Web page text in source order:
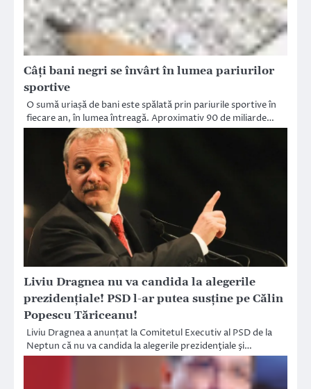
Câți bani negri se învârt în lumea pariurilor
sportive
O sumă uriașă de bani este spălată prin pariurile sportive în
fiecare an, în lumea întreagă. Aproximativ 90 de miliarde…
Liviu Dragnea nu va candida la alegerile
prezidenţiale! PSD l-ar putea susţine pe Călin
Popescu Tăriceanu!
Liviu Dragnea a anunțat la Comitetul Executiv al PSD de la
Neptun că nu va candida la alegerile prezidenţiale şi…